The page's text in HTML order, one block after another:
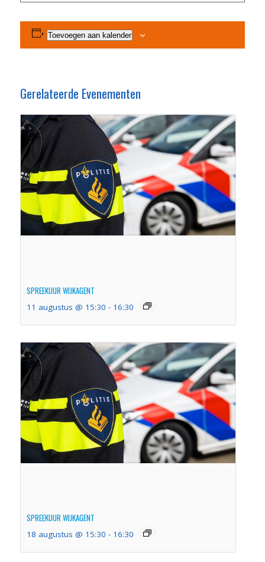
Toevoegen aan kalender
Gerelateerde Evenementen
SPREEKUUR WIJKAGENT
11 augustus @ 15:30 - 16:30
SPREEKUUR WIJKAGENT
18 augustus @ 15:30 - 16:30